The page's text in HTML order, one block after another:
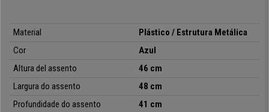
Está disponível em várias cores e versões , para que possa elegir a
que melhor se adapta às suas necessidades decorativas.
Ideal para sala de conferências
• Grosso acolchoado
Estructura resistente
Material
Plástico / Estrutura Metálica
Cor
Azul
Altura del assento
46 cm
Largura do assento
48 cm
Profundidade do assento
41 cm